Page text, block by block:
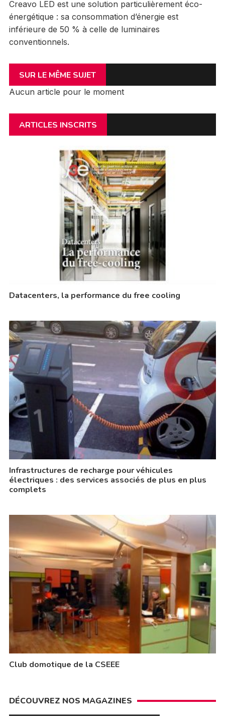
Creavo LED est une solution particulièrement éco-
énergétique : sa consommation d’énergie est
inférieure de 50 % à celle de luminaires
conventionnels.
SUR LE MÊME SUJET
Aucun article pour le moment
ARTICLES INSCRITS
Datacenters, la performance du free cooling
Infrastructures de recharge pour véhicules
électriques : des services associés de plus en plus
complets
Club domotique de la CSEEE
DÉCOUVREZ NOS MAGAZINES